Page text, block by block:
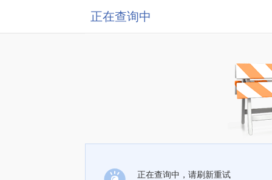
正在查询中
正在查询中，请刷新重试